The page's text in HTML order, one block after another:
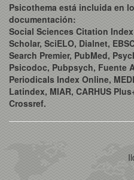
Psicothema está incluida en
documentación:
Social Sciences Citation
Scholar, SciELO, Dialnet,
Search Premier, PubMed,
Psicodoc, Pubpsych, Fuente
Periodicals Index Online,
Latindex, MIAR, CARHUS
Crossref.